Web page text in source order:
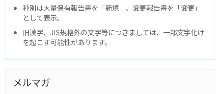
種別は大量保有報告書を「新規」、変更報告書を「変更」
として表示。
旧漢字、JIS規格外の文字等につきましては、一部文字化け
を起こす可能性があります。
メルマガ